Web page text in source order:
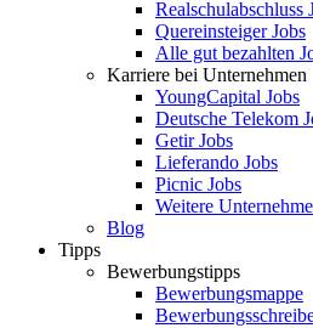
Realschulabschluss
Quereinsteiger Jobs
Alle gut bezahlten
Karriere bei Unternehmen
YoungCapital Jobs
Deutsche Telekom
Getir Jobs
Lieferando Jobs
Picnic Jobs
Weitere
Blog
Tipps
Bewerbungstipps
Bewerbungsmappe